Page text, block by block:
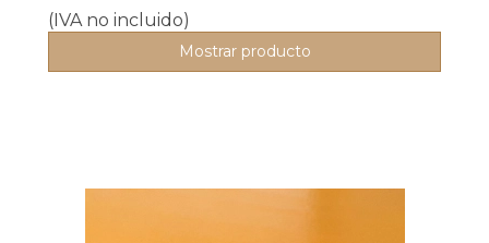
(IVA no incluido)
Mostrar producto